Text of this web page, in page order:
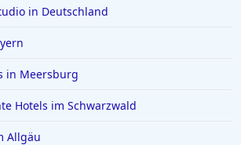
in Deutschland
in Meersburg
Hotels im Schwarzwald
Allgäu